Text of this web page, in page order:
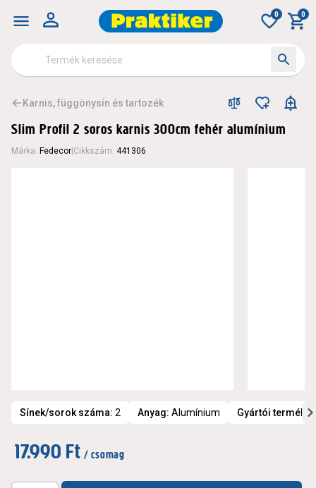
0 0
Karnis, függönysín és tartozék
Slim Profil 2 soros karnis 300cm fehér alumínium
Márka: Fedecor Cikkszám: 441306
Sínek/sorok száma: 2 Anyag: Alumínium Gyártói
17.990 Ft / csomag